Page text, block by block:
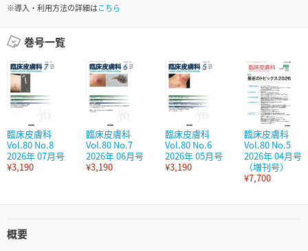
※導入・利用方法の詳細はこちら
巻号一覧
臨床皮膚科
Vol.80 No.8
2026年 07月号
¥3,190
臨床皮膚科
Vol.80 No.7
2026年 06月号
¥3,190
臨床皮膚科
Vol.80 No.6
2026年 05月号
¥3,190
臨床皮膚科
Vol.80 No.5
2026年 04月号
（増刊号）
¥7,700
概要